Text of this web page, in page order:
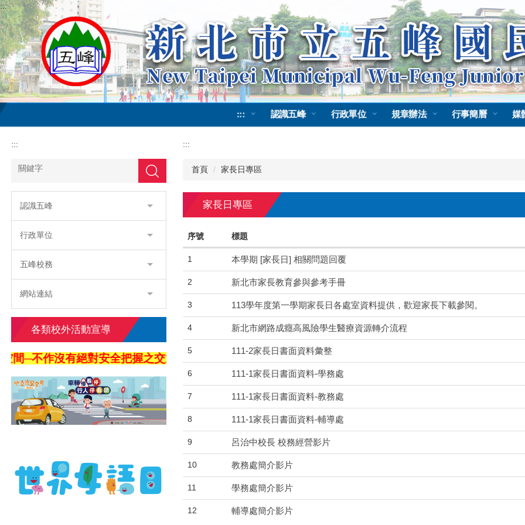
跳
到
主
要
內
容
區
:::
::: 認識五峰 行政單位 規章辦法 行事簡曆 媒
:::
搜尋
認識五峰
行政單位
五峰校務
網站連結
各類校外活動宣導
作沒有絕對安全把握之交通行為」。四「利他用路觀─不作妨礙他人安全與方便之交通行為」。五「
:::
首頁 家長日專區
家長日專區
序號 標題
1 本學期 [家長日] 相關問題回覆
2 新北市家長教育參與參考手冊
3 113學年度第一學期家長日各處室資料提供，歡迎家長下載參閱。
4 新北市網路成癮高風險學生醫療資源轉介流程
5 111-2家長日書面資料彙整
6 111-1家長日書面資料-學務處
7 111-1家長日書面資料-教務處
8 111-1家長日書面資料-輔導處
9 呂治中校長 校務經營影片
10 教務處簡介影片
11 學務處簡介影片
12 輔導處簡介影片